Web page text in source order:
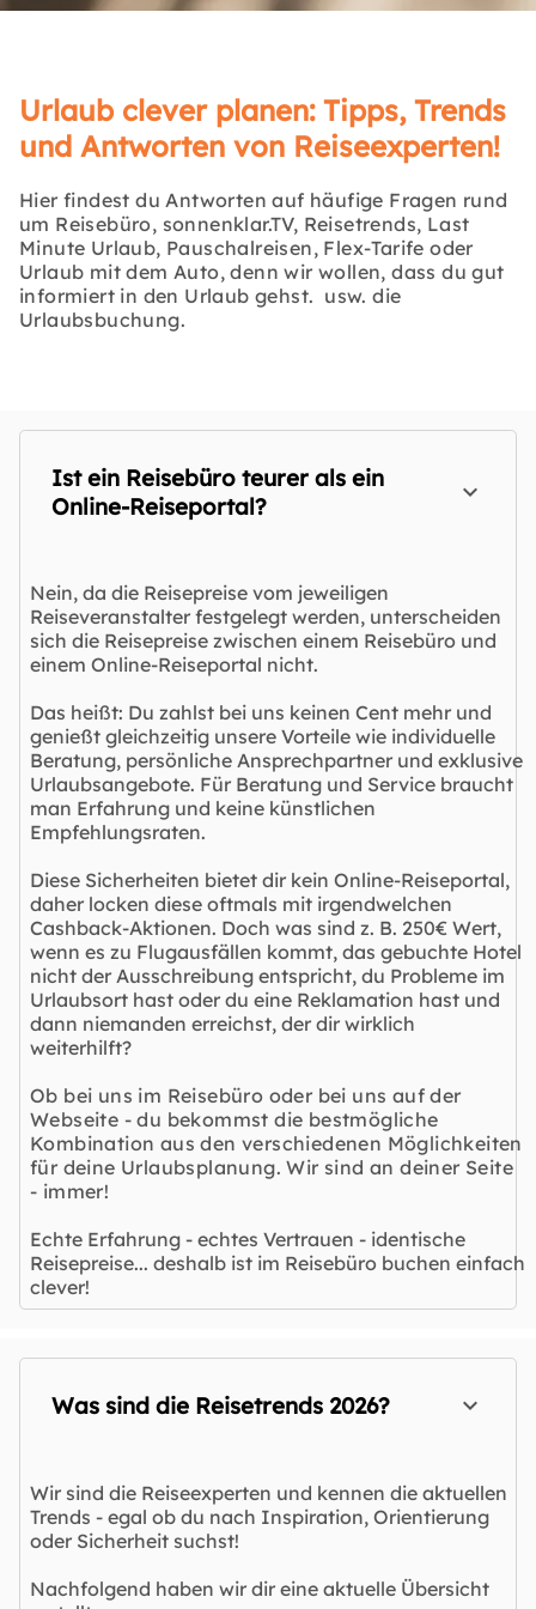
Urlaub clever planen: Tipps, Trends
und Antworten von Reiseexperten!
Hier findest du Antworten auf häufige Fragen rund
um Reisebüro, sonnenklar.TV, Reisetrends, Last
Minute Urlaub, Pauschalreisen, Flex-Tarife oder
Urlaub mit dem Auto, denn wir wollen, dass du gut
informiert in den Urlaub gehst. usw. die
Urlaubsbuchung.
Ist ein Reisebüro teurer als ein
Online-Reiseportal?
Nein, da die Reisepreise vom jeweiligen
Reiseveranstalter festgelegt werden, unterscheiden
sich die Reisepreise zwischen einem Reisebüro und
einem Online-Reiseportal nicht.
Das heißt: Du zahlst bei uns keinen Cent mehr und
genießt gleichzeitig unsere Vorteile wie individuelle
Beratung, persönliche Ansprechpartner und exklusive
Urlaubsangebote. Für Beratung und Service braucht
man Erfahrung und keine künstlichen
Empfehlungsraten.
Diese Sicherheiten bietet dir kein Online-Reiseportal,
daher locken diese oftmals mit irgendwelchen
Cashback-Aktionen. Doch was sind z. B. 250€ Wert,
wenn es zu Flugausfällen kommt, das gebuchte Hotel
nicht der Ausschreibung entspricht, du Probleme im
Urlaubsort hast oder du eine Reklamation hast und
dann niemanden erreichst, der dir wirklich
weiterhilft?
Ob bei uns im Reisebüro oder bei uns auf der
Webseite - du bekommst die bestmögliche
Kombination aus den verschiedenen Möglichkeiten
für deine Urlaubsplanung. Wir sind an deiner Seite
- immer!
Echte Erfahrung - echtes Vertrauen - identische
Reisepreise... deshalb ist im Reisebüro buchen einfach
clever!
Was sind die Reisetrends 2026?
Wir sind die Reiseexperten und kennen die aktuellen
Trends - egal ob du nach Inspiration, Orientierung
oder Sicherheit suchst!
Nachfolgend haben wir dir eine aktuelle Übersicht